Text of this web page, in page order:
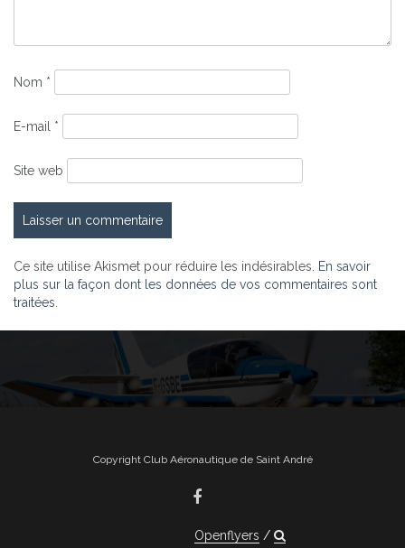
Nom *
E-mail *
Site web
Ce site utilise Akismet pour réduire les indésirables. En savoir
plus sur la façon dont les données de vos commentaires sont
traitées
Copyright Club Aéronautique de Saint André
Openflyers